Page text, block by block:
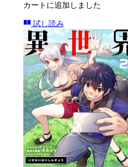
カートに追加しました
試し読み